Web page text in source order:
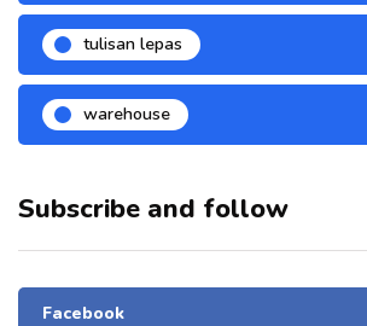
tulisan lepas
warehouse
Subscribe and follow
Facebook